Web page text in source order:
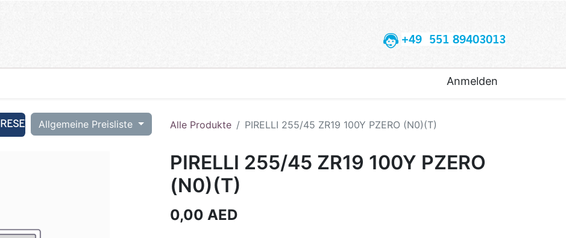
+49 551 89403013
Anmelden
RESET Allgemeine Preisliste Alle Produkte PIRELLI 255/45 ZR19 100Y PZERO (N0)(T)
PIRELLI 255/45 ZR19 100Y PZERO
(N0)(T)
0,00 AED